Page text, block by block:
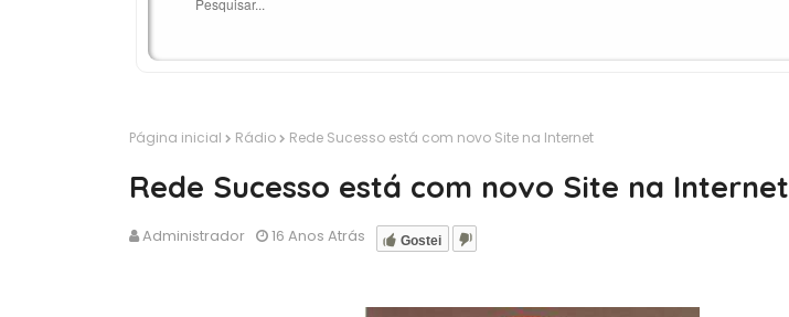
Página inicial Rádio Rede Sucesso está com novo Site na Internet
Rede Sucesso está com novo Site na Internet
Administrador Gostei
16 Anos Atrás